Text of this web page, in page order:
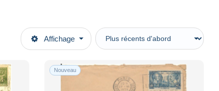
Affichage
Nouveau